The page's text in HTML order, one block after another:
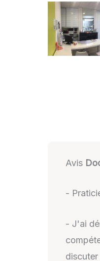
Avis
-
- J'ai